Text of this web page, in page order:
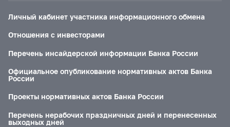
Личный кабинет участника информационного обмена
Отношения с инвесторами
Перечень инсайдерской информации Банка России
Официальное опубликование нормативных актов Банка
России
Проекты нормативных актов Банка России
Перечень нерабочих праздничных дней и перенесенных
выходных дней